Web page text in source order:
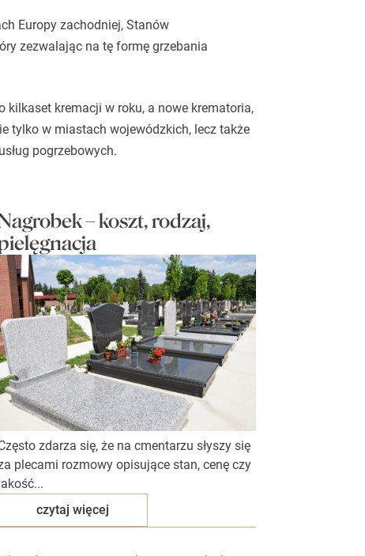
Europy zachodniej, Stanów
zezwalając na tę formę grzebania
kilkaset kremacji w roku, a nowe krematoria,
tylko w miastach wojewódzkich, lecz także
pogrzebowych.
– koszt, rodzaj,
zdarza się, że na cmentarzu słyszy się
plecami rozmowy opisujące stan, cenę czy
czytaj więcej